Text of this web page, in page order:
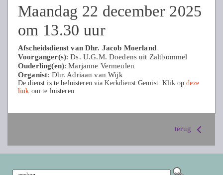
Maandag 22 december 2025
om 13.30 uur
Afscheidsdienst van Dhr. Jacob Moerland
Voorganger(s): Ds. U.G.M. Doedens uit Zaltbommel
Ouderling(en): Marjanne Vermeulen
Organist: Dhr. Adriaan van Wijk
De dienst is te beluisteren via Kerkdienst Gemist. Klik opdeze
link om te luisteren
terug